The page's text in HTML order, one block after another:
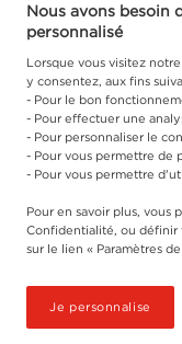
Nous avons besoin
personnalisé
Lorsque vous visitez
y consentez, aux fins
- Pour le bon
- Pour effectuer une
- Pour personnaliser le
- Pour vous permettre de
- Pour vous permettre
Pour en savoir plus, vous
Confidentialité, ou définir
sur le lien « Paramètres
Je personnalise